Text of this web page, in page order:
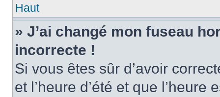
Haut
» J’ai changé mon fuseau
incorrecte !
Si vous êtes sûr d’avoir
et l’heure d’été et que